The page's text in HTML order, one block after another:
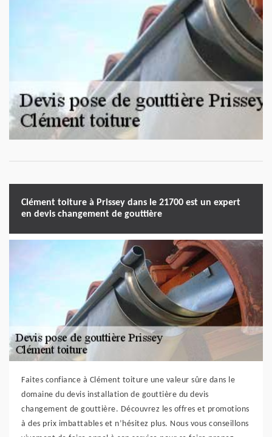
Clément toiture à Prissey dans le 21700 est un expert
en devis changement de gouttière
Faites confiance à Clément toiture une valeur sûre dans le
domaine du devis installation de gouttière du devis
changement de gouttière. Découvrez les offres et promotions
à des prix imbattables et n’hésitez plus. Nous vous conseillons